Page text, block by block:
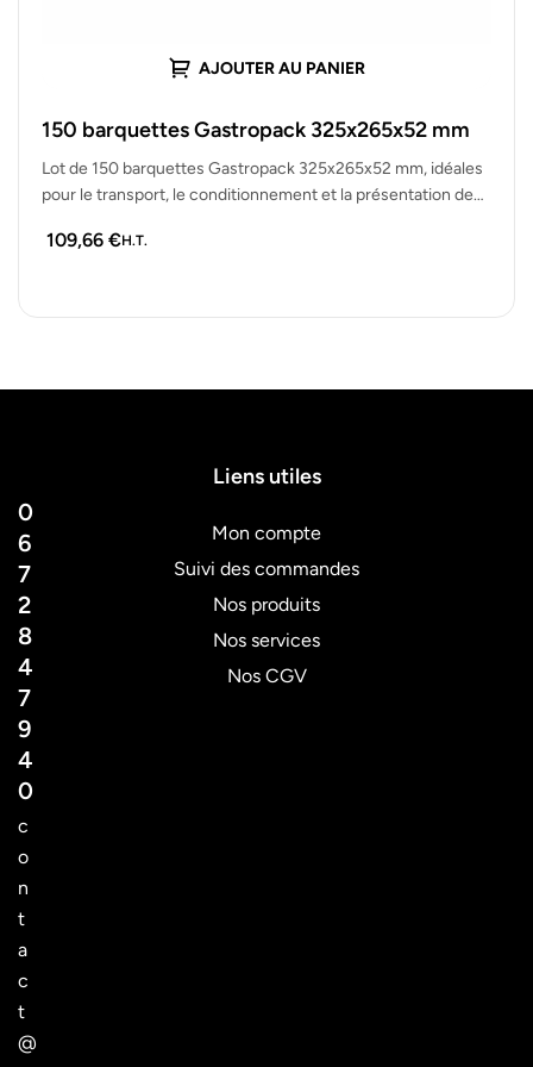
AJOUTER AU PANIER
150 barquettes Gastropack 325x265x52 mm
Lot de 150 barquettes Gastropack 325x265x52 mm, idéales
pour le transport, le conditionnement et la présentation de
109,66 €H.T.
0
6
7
2
8
4
7
9
4
0
c
o
n
t
a
c
t
@
Liens utiles
Mon compte
Suivi des commandes
Nos produits
Nos services
Nos CGV